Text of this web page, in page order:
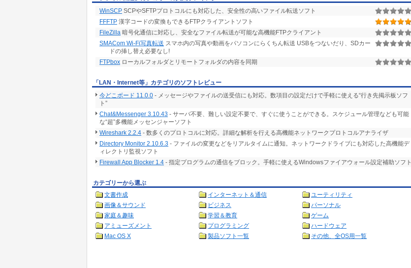
WinSCP SCPやSFTPプロトコルにも対応した、安全性の高いファイル転送ソフト
FFFTP 漢字コードの変換もできるFTPクライアントソフト
FileZilla 暗号化通信に対応し、安全なファイル転送が可能な高機能FTPクライアント
SMACom Wi-Fi写真転送 スマホ内の写真や動画をパソコンにらくちん転送 USBをつないだり、SDカー
ドの挿し替え必要なし!
FTPbox ローカルフォルダとリモートフォルダの内容を同期
「LAN・Internet等」カテゴリのソフトレビュー
今どこボード 11.0.0 - メッセージやファイルの送受信にも対応。数項目の設定だけで手軽に使える“行き先掲示板ソフ
ト”
Chat&Messenger 3.10.43 - サーバ不要、難しい設定不要で、すぐに使うことができる。スケジュール管理なども可能
な“超”多機能メッセンジャーソフト
Wireshark 2.2.4 - 数多くのプロトコルに対応。詳細な解析を行える高機能ネットワークプロトコルアナライザ
Directory Monitor 2.10.6.3 - ファイルの変更などをリアルタイムに通知。ネットワークドライブにも対応した高機能デ
ィレクトリ監視ソフト
Firewall App Blocker 1.4 - 指定プログラムの通信をブロック。手軽に使えるWindowsファイアウォール設定補助ソフト
カテゴリーから選ぶ
文書作成
インターネット＆通信
ユーティリティ
画像＆サウンド
ビジネス
パーソナル
家庭＆趣味
学習＆教育
ゲーム
アミューズメント
プログラミング
ハードウェア
Mac OS X
製品ソフト一覧 その他、全OS用一覧